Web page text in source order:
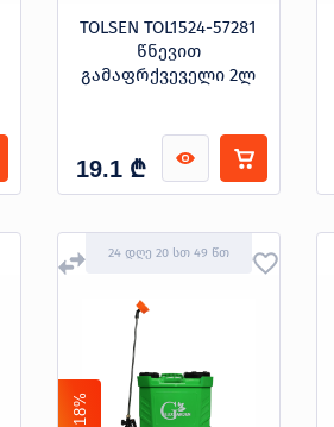
TOLSEN TOL1524-57281
წნევით
გამაფრქვეველი 2ლ
19.1 ₾
24 დღე 20 სთ 49 წთ
-18%